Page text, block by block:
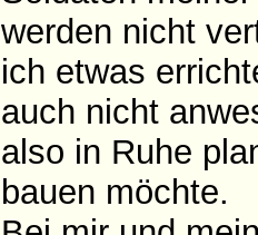
werden nicht
ich etwas
auch nicht
also in Ruhe
bauen möchte.